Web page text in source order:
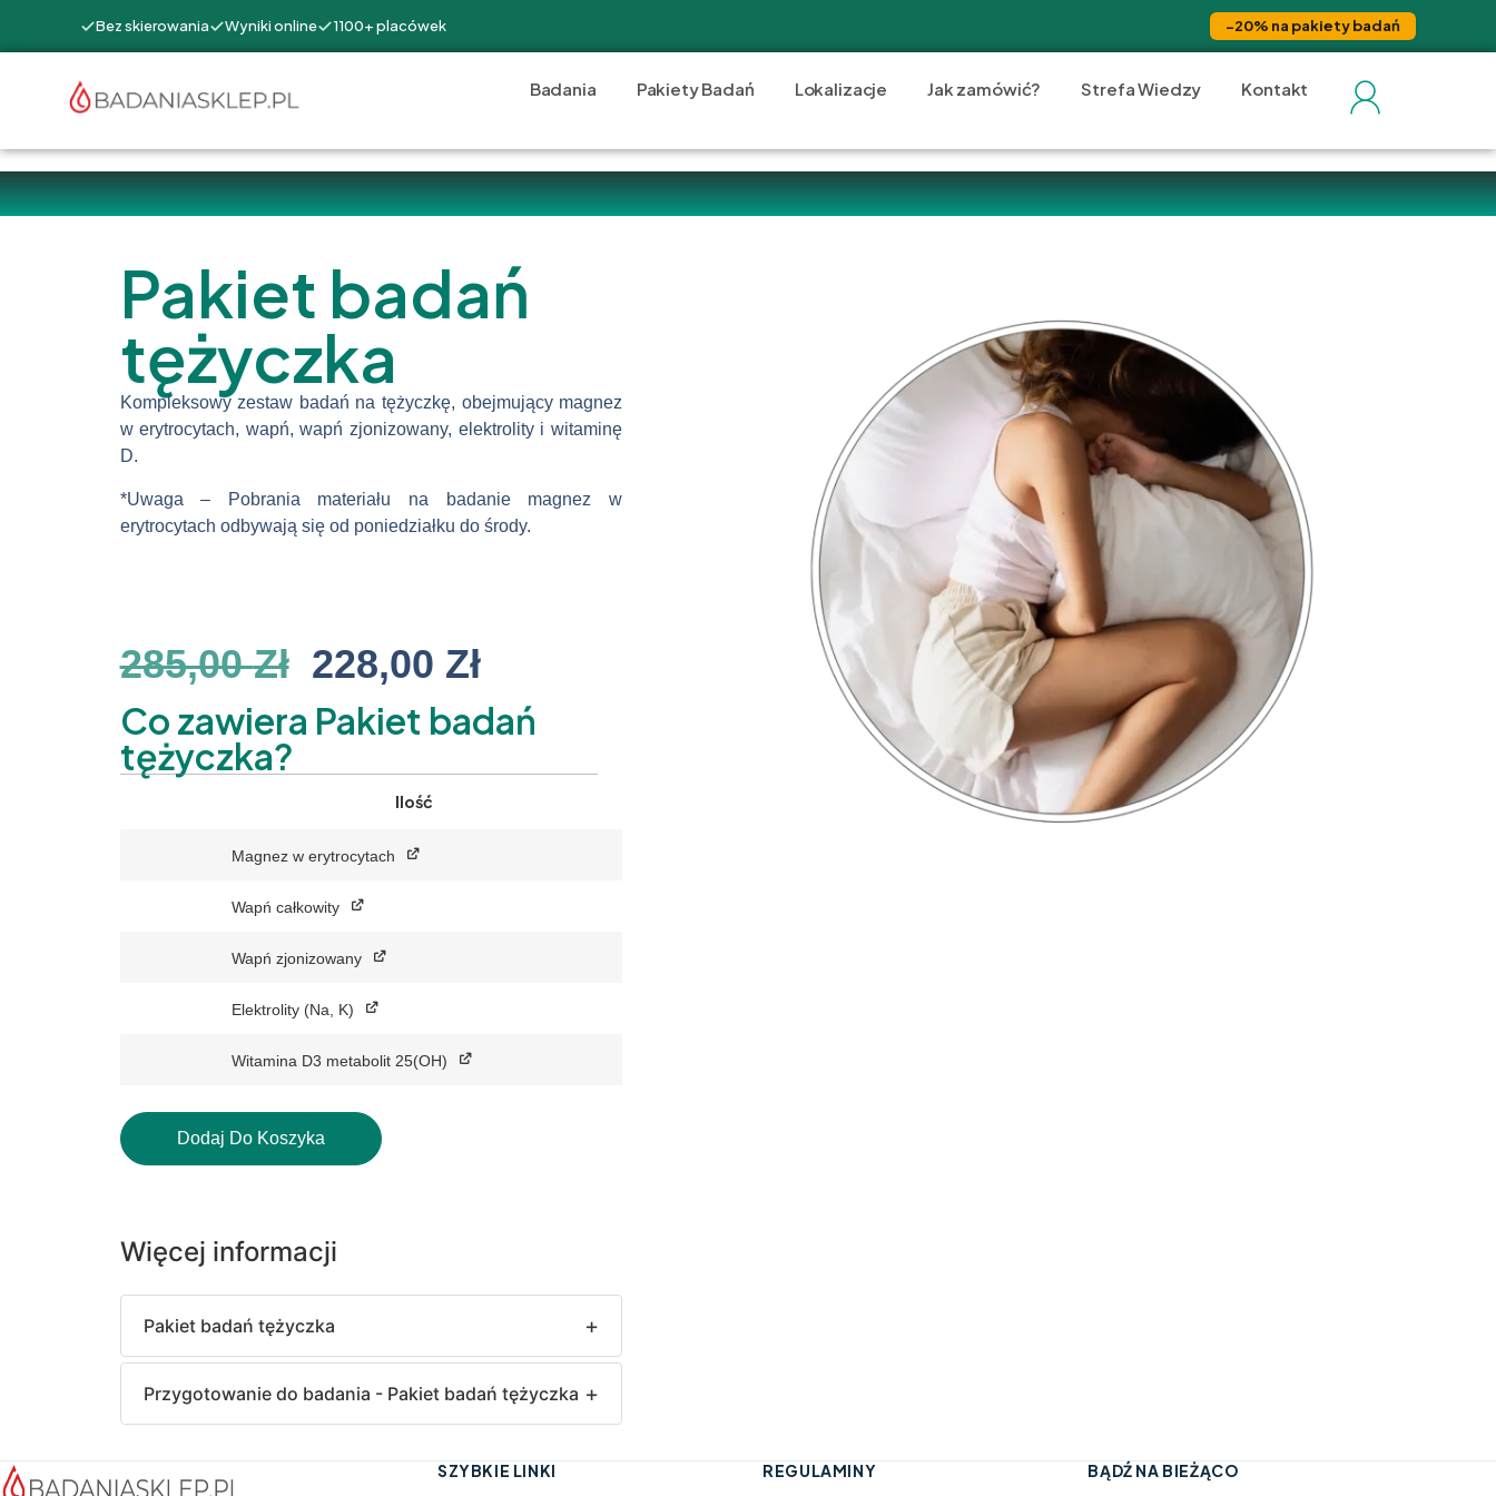
Bez skierowania Wyniki online 1100+ placówek −20% na pakiety badań
Badania Pakiety Badań Lokalizacje Jak zamówić? Strefa Wiedzy Kontakt
Pakiet badań
tężyczka
Kompleksowy zestaw badań na tężyczkę, obejmujący magnez
w erytrocytach, wapń, wapń zjonizowany, elektrolity i witaminę
D.
*Uwaga – Pobrania materiału na badanie magnez w
erytrocytach odbywają się od poniedziałku do środy.
285,00Zł 228,00 Zł
Co zawiera Pakiet badań
tężyczka?
Ilość
Magnez w erytrocytach
Wapń całkowity
Wapń zjonizowany
Elektrolity (Na, K)
Witamina D3 metabolit 25(OH)
Dodaj Do Koszyka
Więcej informacji
Pakiet badań tężyczka
Przygotowanie do badania - Pakiet badań tężyczka
SZYBKIE LINKI REGULAMINY BĄDŹ NA BIEŻĄCO